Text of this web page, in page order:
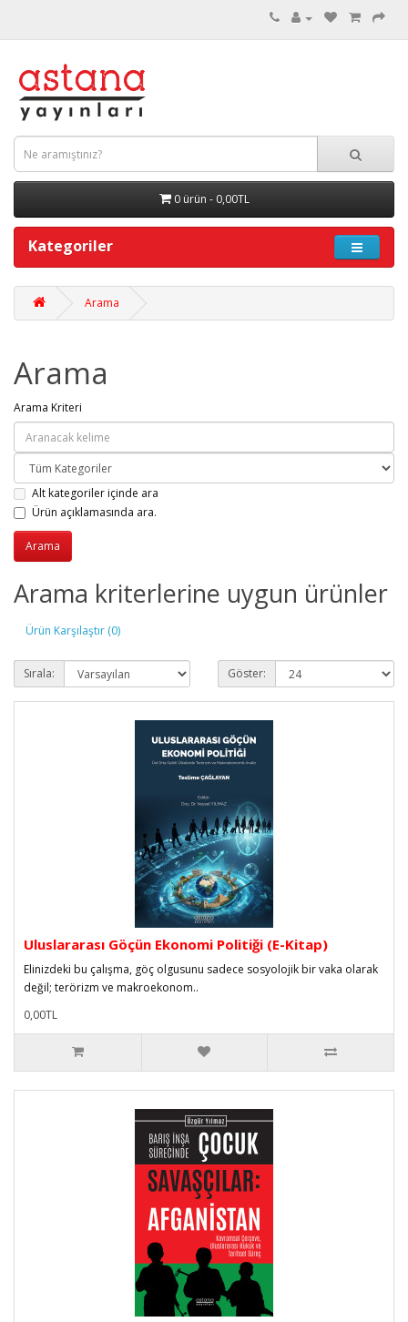
0 ürün - 0,00TL
Kategoriler
Arama
Arama
Arama Kriteri
Alt kategoriler içinde ara
Ürün açıklamasında ara.
Arama kriterlerine uygun ürünler
Ürün Karşılaştır (0)
Sırala: Göster:
Uluslararası Göçün Ekonomi Politiği (E-Kitap)
Elinizdeki bu çalışma, göç olgusunu sadece sosyolojik bir vaka olarak
değil; terörizm ve makroekonom..
0,00TL